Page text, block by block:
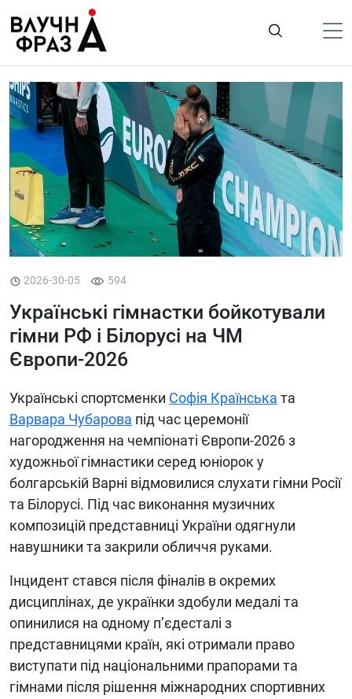
содержимому
Політика
Гроші
Життя
Лайфстайл
ТехноНаука
Людина
Про нас
2026-30-05 594
Українські гімнастки бойкотували
гімни РФ і Білорусі на ЧМ
Європи-2026
Українські спортсменки Софія Країнська та
Варвара Чубарова під час церемонії
нагородження на чемпіонаті Європи-2026 з
художньої гімнастики серед юніорок у
болгарській Варні відмовилися слухати гімни Росії
та Білорусі. Під час виконання музичних
композицій представниці України одягнули
навушники та закрили обличчя руками.
Інцидент стався після фіналів в окремих
дисциплінах, де українки здобули медалі та
опинилися на одному п’єдесталі з
представницями країн, які отримали право
виступати під національними прапорами та
гімнами після рішення міжнародних спортивних